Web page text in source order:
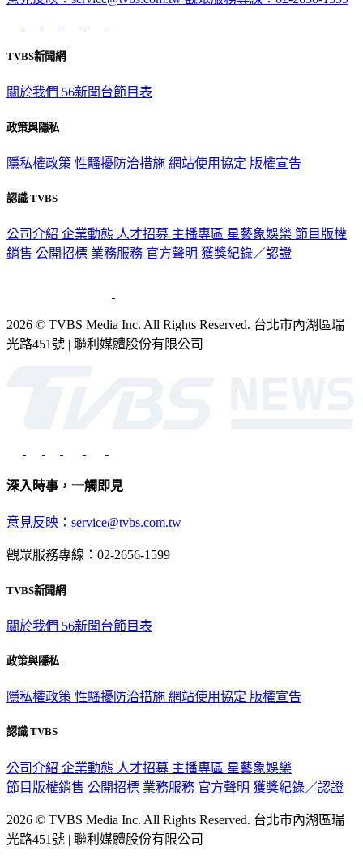
TVBS新聞網
關於我們 56新聞台節目表
政策與隱私
隱私權政策 性騷擾防治措施 網站使用協定 版權宣告
認識 TVBS
公司介紹 企業動態 人才招募 主播專區 星藝象娛樂 節目版權
銷售 公開招標 業務服務 官方聲明 獲獎紀錄／認證
2026 © TVBS Media Inc. All Rights Reserved. 台北市內湖區瑞
光路451號 | 聯利媒體股份有限公司
深入時事，一觸即見
意見反映：service@tvbs.com.tw
觀眾服務專線：02-2656-1599
TVBS新聞網
關於我們 56新聞台節目表
政策與隱私
隱私權政策 性騷擾防治措施 網站使用協定 版權宣告
認識 TVBS
公司介紹 企業動態 人才招募 主播專區 星藝象娛樂
節目版權銷售 公開招標 業務服務 官方聲明 獲獎紀錄／認證
2026 © TVBS Media Inc. All Rights Reserved. 台北市內湖區瑞
光路451號 | 聯利媒體股份有限公司